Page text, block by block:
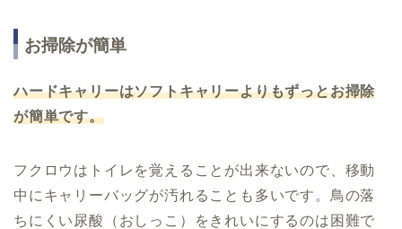
お掃除が簡単
ハードキャリーはソフトキャリーよりもずっとお掃除
が簡単です。
フクロウはトイレを覚えることが出来ないので、移動
中にキャリーバッグが汚れることも多いです。鳥の落
ちにくい尿酸（おしっこ）をきれいにするのは困難で